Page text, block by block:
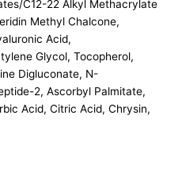
C12-22 Alkyl Methacrylate
Methyl Chalcone,
Acid,
Glycol, Tocopherol,
Digluconate, N-
2, Ascorbyl Palmitate,
Acid, Citric Acid, Chrysin,